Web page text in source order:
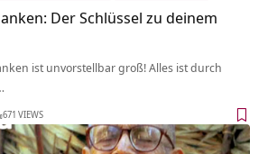
Der Schlüssel zu deinem
ist unvorstellbar groß! Alles ist durch
671 VIEWS